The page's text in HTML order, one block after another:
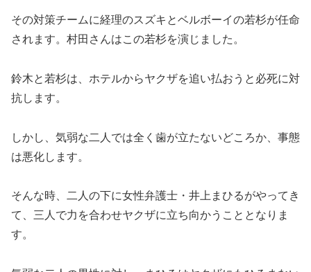
その対策チームに経理のスズキとベルボーイの若杉が任命
されます。村田さんはこの若杉を演じました。
鈴木と若杉は、ホテルからヤクザを追い払おうと必死に対
抗します。
しかし、気弱な二人では全く歯が立たないどころか、事態
は悪化します。
そんな時、二人の下に女性弁護士・井上まひるがやってき
て、三人で力を合わせヤクザに立ち向かうこととなりま
す。